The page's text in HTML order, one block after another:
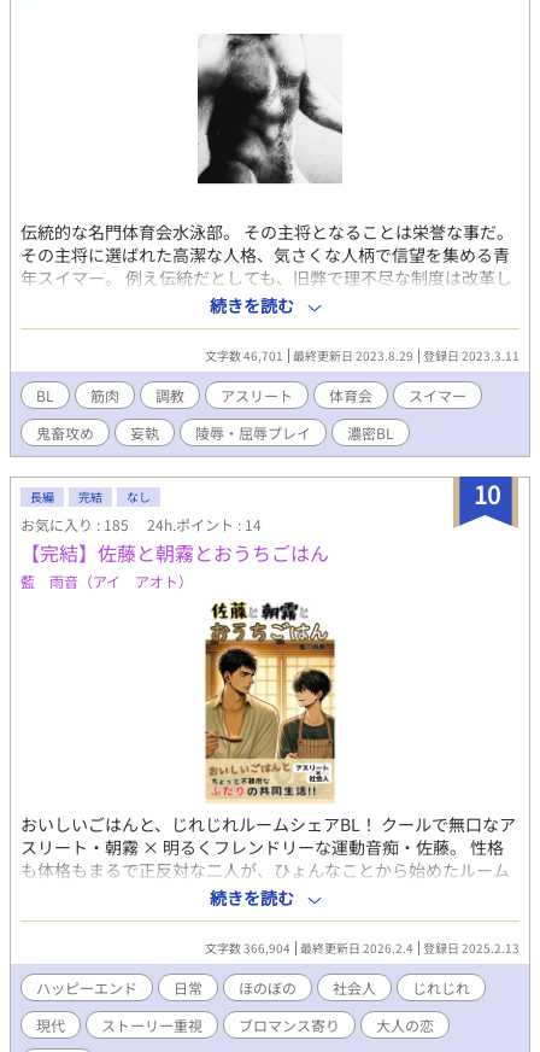
伝統的な名門体育会水泳部。 その主将となることは栄誉な事だ。
その主将に選ばれた高潔な人格、気さくな人柄で信望を集める青
年スイマー。 例え伝統だとしても、旧弊で理不尽な制度は改革し
て行くべきだと燃えている。 若者達は彼を英雄視する。 が、光の
あるところには影が生まれる。 向けられる嫉妬。 仕掛けられた奸
計。 伝統に立ち向かい、伝統を変革しようとした若者への伝統か
らの逆襲。 誠実で実直であるがゆえに堕ちていく若者の残酷な物
語。 *かつて別掲示板で書いたもののリライトになります。
続きを読む
文字数 46,701 最終更新日 2023.8.29 登録日 2023.3.11
BL 筋肉 調教 アスリート 体育会
スイマー
鬼畜攻め
妄執 陵辱・屈辱プレイ 濃密BL
10
長編 完結 なし
お気に入り : 185 24h.ポイント : 14
【完結】佐藤と朝霧とおうちごはん
藍 雨音（アイ アオト）
おいしいごはんと、じれじれルームシェアBL！ クールで無口なア
スリート・朝霧 × 明るくフレンドリーな運動音痴・佐藤。 性格
も体格もまるで正反対な二人が、ひょんなことから始めたルーム
シェア生活。 一つ屋根の下、不器用な同僚二人がごはんを食べ、
酒を飲む。 重ねる日々の中、少しずつ心の距離を縮めていく（縮
められていく？！）。 「ただの同居人」が「飯仲間」に、そし
て……？ ウズラ卵とチューハイをきっかけに始まる、ほろ苦くて
甘い、じれじれ日常系ＢＬ！ 社会人のちょっと疲れた日々に、お
いしいごはんと癒やし（笑い）の時間を――！ こちらはエブリス
タさん・ムーンライトさんでも投稿しております。 ピクシブにSS
続きを読む
文字数 366,904 最終更新日 2026.2.4 登録日 2025.2.13
ハッピーエンド 日常 ほのぼの 社会人
じれじれ
現代
ストーリー重視 ブロマンス寄り 大人の恋